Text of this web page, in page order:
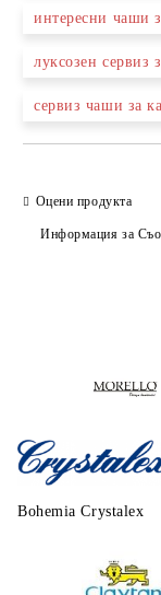
интересни чаши
луксозен сервиз
сервиз чаши за
Оцени продукта
Информация за
Morello
Bohemia Crystalex